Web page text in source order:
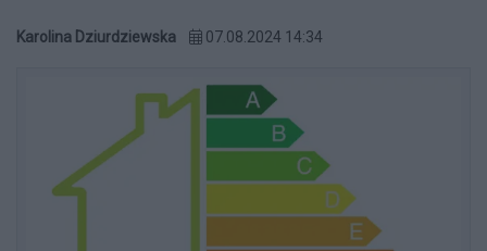
Karolina Dziurdziewska 07.08.2024 14:34